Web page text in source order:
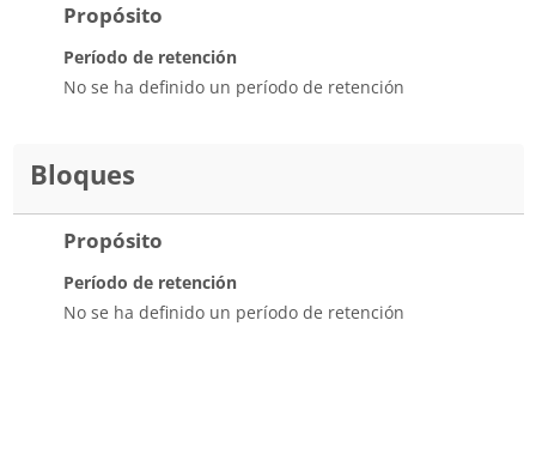
Propósito
Período de retención
No se ha definido un período de retención
Bloques
Propósito
Período de retención
No se ha definido un período de retención